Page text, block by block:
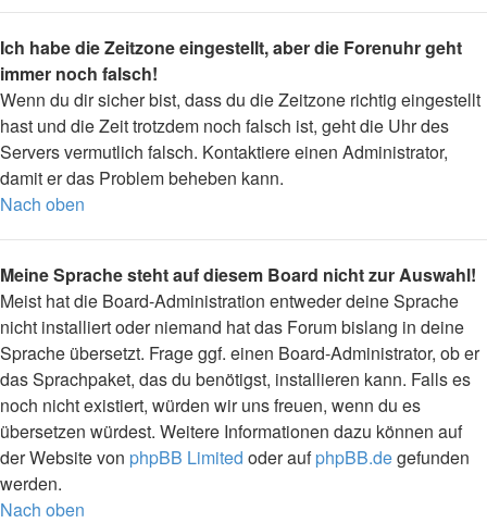
Ich habe die Zeitzone eingestellt, aber die Forenuhr geht
immer noch falsch!
Wenn du dir sicher bist, dass du die Zeitzone richtig eingestellt
hast und die Zeit trotzdem noch falsch ist, geht die Uhr des
Servers vermutlich falsch. Kontaktiere einen Administrator,
damit er das Problem beheben kann.
Nach oben
Meine Sprache steht auf diesem Board nicht zur Auswahl!
Meist hat die Board-Administration entweder deine Sprache
nicht installiert oder niemand hat das Forum bislang in deine
Sprache übersetzt. Frage ggf. einen Board-Administrator, ob er
das Sprachpaket, das du benötigst, installieren kann. Falls es
noch nicht existiert, würden wir uns freuen, wenn du es
übersetzen würdest. Weitere Informationen dazu können auf
der Website von phpBB Limited oder aufphpBB.degefunden
werden.
Nach oben